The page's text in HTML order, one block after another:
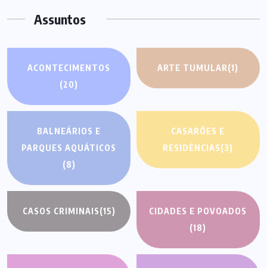
Assuntos
ACONTECIMENTOS
(20)
ARTE TUMULAR(1)
BALNEÁRIOS E
PARQUES AQUÁTICOS
(8)
CASARÕES E
RESIDÊNCIAS(3)
CASOS CRIMINAIS(15)
CIDADES E POVOADOS
(18)